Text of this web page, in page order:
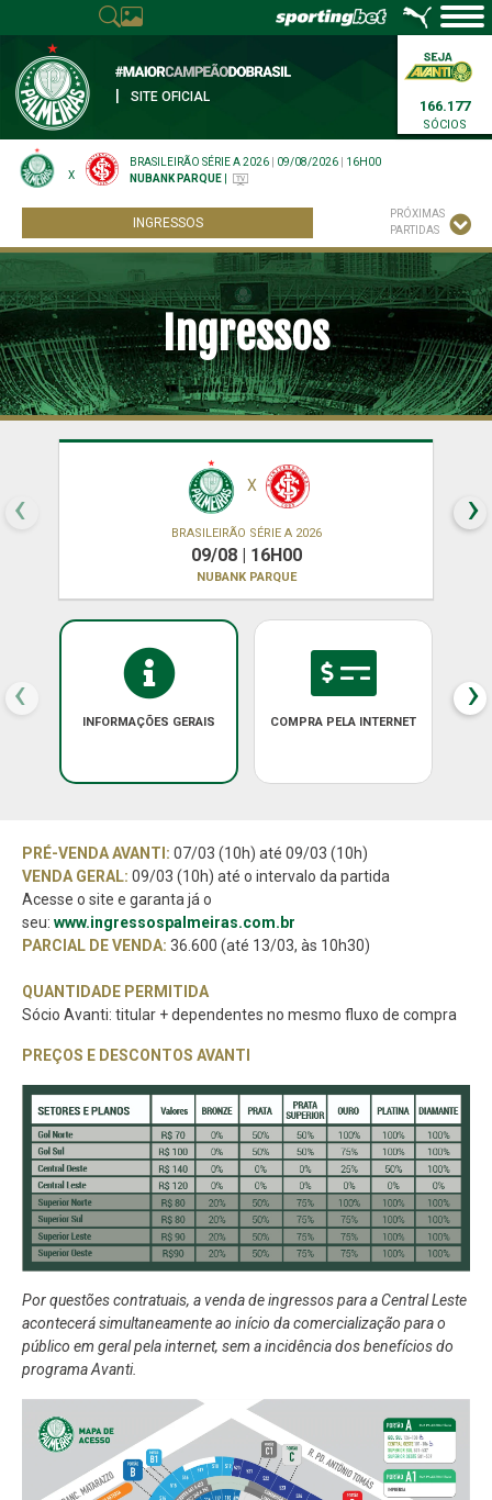
SITE OFICIAL
166.177
SÓCIOS
X
BRASILEIRÃO SÉRIE A 2026 09/08/2026
16H00
NUBANK PARQUE
INGRESSOS
PRÓXIMAS
PARTIDAS
Ingressos
X
BRASILEIRÃO SÉRIE A 2026
09/08 | 16H00
NUBANK PARQUE
‹ ›
INFORMAÇÕES GERAIS COMPRA PELA INTERNET
‹ ›
PRÉ-VENDA AVANTI: 07/03 (10h) até 09/03 (10h)
VENDA GERAL: 09/03 (10h) até o intervalo da partida
Acesse o site e garanta já o
seu: www.ingressospalmeiras.com.br
PARCIAL DE VENDA: 36.600 (até 13/03, às 10h30)
QUANTIDADE PERMITIDA
Sócio Avanti: titular + dependentes no mesmo fluxo de compra
PREÇOS E DESCONTOS AVANTI
Por questões contratuais, a venda de ingressos para a Central Leste
acontecerá simultaneamente ao início da comercialização para o
público em geral pela internet, sem a incidência dos benefícios do
programa Avanti.